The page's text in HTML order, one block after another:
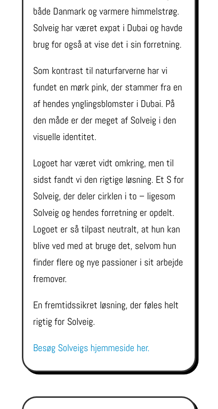
både Danmark og varmere himmelstrøg.
Solveig har været expat i Dubai og havde
brug for også at vise det i sin forretning.
Som kontrast til naturfarverne har vi
fundet en mørk pink, der stammer fra en
af hendes ynglingsblomster i Dubai. På
den måde er der meget af Solveig i den
visuelle identitet.
Logoet har været vidt omkring, men til
sidst fandt vi den rigtige løsning. Et S for
Solveig, der deler cirklen i to – ligesom
Solveig og hendes forretning er opdelt.
Logoet er så tilpast neutralt, at hun kan
blive ved med at bruge det, selvom hun
finder flere og nye passioner i sit arbejde
fremover.
En fremtidssikret løsning, der føles helt
rigtig for Solveig.
Besøg Solveigs hjemmeside her.